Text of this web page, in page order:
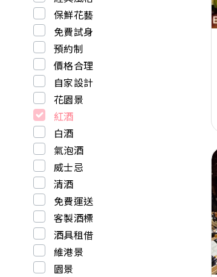
保鮮花藝
免費試身
預約制
價格合理
自家設計
花園景
紅酒
白酒
氣泡酒
威士忌
清酒
免費運送
客製酒標
酒具租借
維港景
園景